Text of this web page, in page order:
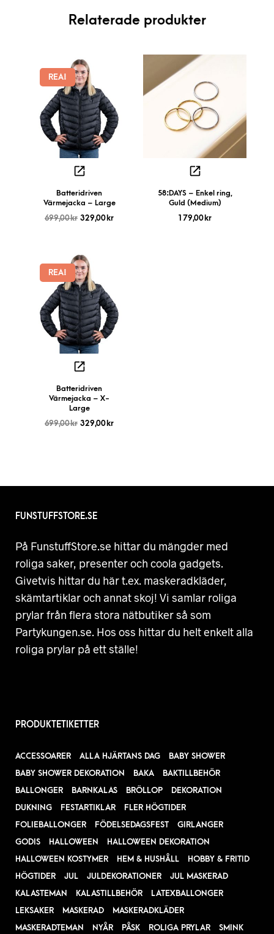
Relaterade produkter
REA!
Batteridriven
Värmejacka – Large
699,00kr 329,00 kr
58:DAYS – Enkel ring,
Guld (Medium)
179,00 kr
REA!
Batteridriven
Värmejacka – X-
Large
699,00kr 329,00 kr
FUNSTUFFSTORE.SE
På FunstuffStore.se hittar du mängder med
roliga saker, presenter och coola gadgets.
Givetvis hittar du här t.ex. maskeradkläder,
skämtartiklar och annat skoj! Vi samlar roliga
prylar från flera stora nätbutiker så som
Partykungen.se. Hos oss hittar du helt enkelt alla
roliga prylar på ett ställe!
PRODUKTETIKETTER
ACCESSOARER ALLA HJÄRTANS DAG
BABY SHOWER
BABY SHOWER DEKORATION
BAKA
BAKTILLBEHÖR
BALLONGER
BARNKALAS BRÖLLOP
DEKORATION
DUKNING
FESTARTIKLAR
FLER HÖGTIDER
FOLIEBALLONGER
FÖDELSEDAGSFEST
GIRLANGER
GODIS
HALLOWEEN
HALLOWEEN DEKORATION
HALLOWEEN KOSTYMER
HEM & HUSHÅLL
HOBBY & FRITID
HÖGTIDER
JUL JULDEKORATIONER
JUL MASKERAD
KALASTEMAN
KALASTILLBEHÖR
LATEXBALLONGER
LEKSAKER
MASKERAD
MASKERADKLÄDER
MASKERADTEMAN
NYÅR PÅSK ROLIGA PRYLAR SMINK